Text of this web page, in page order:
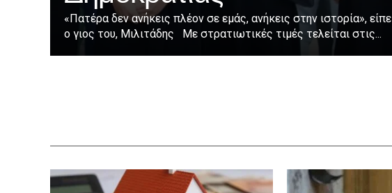
«Πατέρα δεν ανήκεις πλέον σε εμάς, ανήκεις στην ιστορία», είπε
ο γιος του, Μιλιτάδης Με στρατιωτικές τιμές τελείται στις...